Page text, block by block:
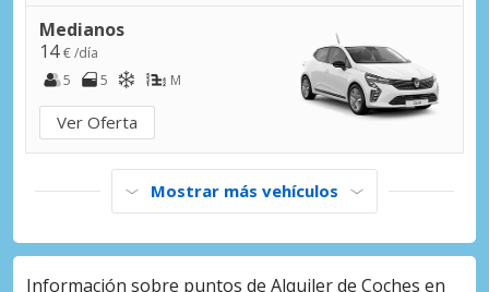
Medianos
14€ /día
5
5 M
Ver Oferta
Mostrar más vehículos
Información sobre puntos de Alquiler de Coches en